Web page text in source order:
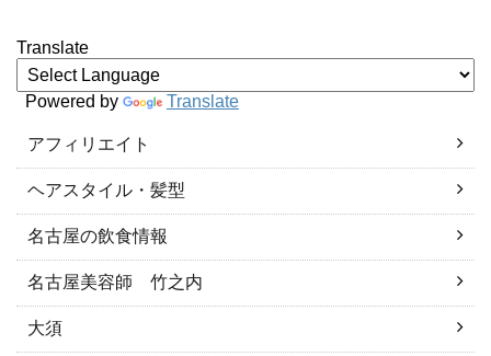
Translate
Powered by Translate
アフィリエイト
ヘアスタイル・髪型
名古屋の飲食情報
名古屋美容師 竹之内
大須